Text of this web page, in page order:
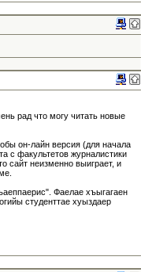
рад что могу читать новые
он-лайн версия (для начала
с факультетов журналистики
сайт неизменно выиграет, и
Фаелае хъыгагаен
студенттае хуыздаер